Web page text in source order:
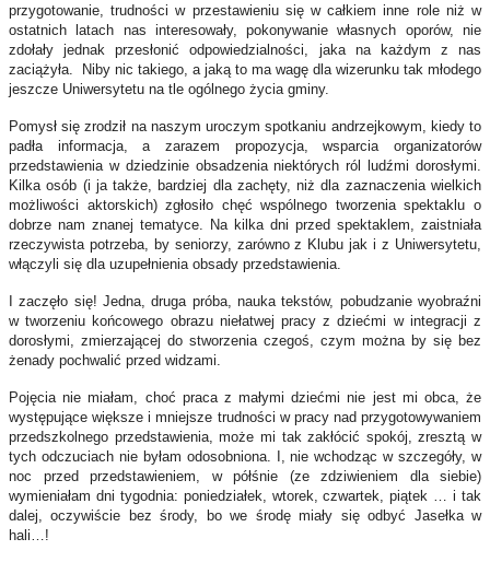
przygotowanie, trudności w przestawieniu się w całkiem inne role niż w
ostatnich latach nas interesowały, pokonywanie własnych oporów, nie
zdołały jednak przesłonić odpowiedzialności, jaka na każdym z nas
zaciążyła. Niby nic takiego, a jaką to ma wagę dla wizerunku tak młodego
jeszcze Uniwersytetu na tle ogólnego życia gminy.
Pomysł się zrodził na naszym uroczym spotkaniu andrzejkowym, kiedy to
padła informacja, a zarazem propozycja, wsparcia organizatorów
przedstawienia w dziedzinie obsadzenia niektórych ról ludźmi dorosłymi.
Kilka osób (i ja także, bardziej dla zachęty, niż dla zaznaczenia wielkich
możliwości aktorskich) zgłosiło chęć wspólnego tworzenia spektaklu o
dobrze nam znanej tematyce. Na kilka dni przed spektaklem, zaistniała
rzeczywista potrzeba, by seniorzy, zarówno z Klubu jak i z Uniwersytetu,
włączyli się dla uzupełnienia obsady przedstawienia.
I zaczęło się! Jedna, druga próba, nauka tekstów, pobudzanie wyobraźni
w tworzeniu końcowego obrazu niełatwej pracy z dziećmi w integracji z
dorosłymi, zmierzającej do stworzenia czegoś, czym można by się bez
żenady pochwalić przed widzami.
Pojęcia nie miałam, choć praca z małymi dziećmi nie jest mi obca, że
występujące większe i mniejsze trudności w pracy nad przygotowywaniem
przedszkolnego przedstawienia, może mi tak zakłócić spokój, zresztą w
tych odczuciach nie byłam odosobniona. I, nie wchodząc w szczegóły, w
noc przed przedstawieniem, w półśnie (ze zdziwieniem dla siebie)
wymieniałam dni tygodnia: poniedziałek, wtorek, czwartek, piątek … i tak
dalej, oczywiście bez środy, bo we środę miały się odbyć Jasełka w
hali…!